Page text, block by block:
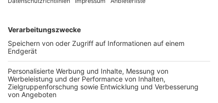
TOP-VEREINE